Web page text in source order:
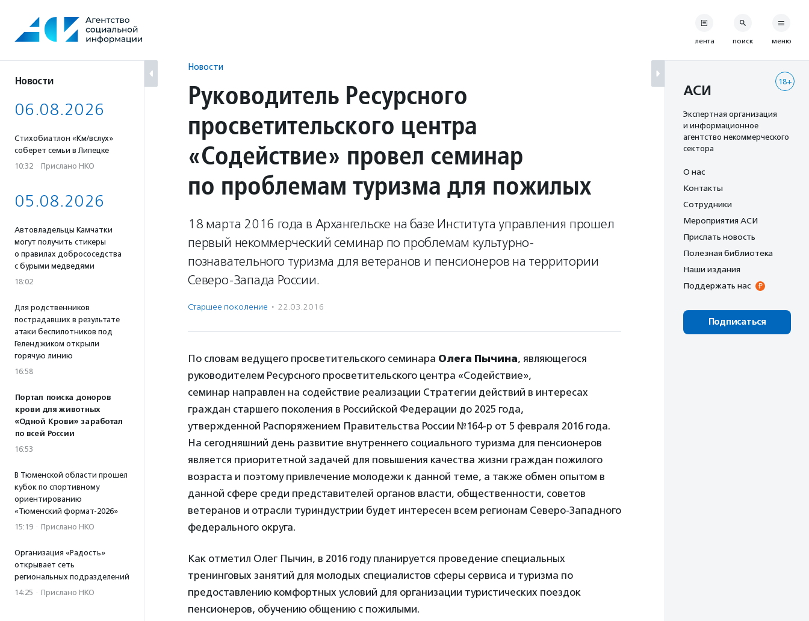
содержанию
Новости
06.08.2026
Стихобиатлон «Км/вслух»
соберет семьи в Липецке
10:32 · Прислано НКО
05.08.2026
Автовладельцы Камчатки
могут получить стикеры
о правилах добрососедства
с бурыми медведями
18:02
Для родственников
пострадавших в результате
атаки беспилотников под
Геленджиком открыли
горячую линию
16:58
Портал поиска доноров
крови для животных
«Одной Крови» заработал
по всей России
16:53
В Тюменской области прошел
кубок по спортивному
ориентированию
«Тюменский формат-2026»
15:19 · Прислано НКО
Организация «Радость»
открывает сеть
региональных подразделений
14:25 · Прислано НКО
Новости
Руководитель Ресурсного
просветительского центра
«Содействие» провел семинар
по проблемам туризма для пожилых
18 марта 2016 года в Архангельске на базе Института управления прошел
первый некоммерческий семинар по проблемам культурно-
познавательного туризма для ветеранов и пенсионеров на территории
Северо-Запада России.
Старшее поколение · 22.03.2016
По словам ведущего просветительского семинара Олега Пычина, являющегося
руководителем Ресурсного просветительского центра «Содействие»,
семинар направлен на содействие реализации Стратегии действий в интересах
граждан старшего поколения в Российской Федерации до 2025 года,
утвержденной Распоряжением Правительства России №164-р от 5 февраля 2016 года.
На сегодняшний день развитие внутреннего социального туризма для пенсионеров
является приоритетной задачей для повышения качества жизни граждан пожилого
возраста и поэтому привлечение молодежи к данной теме, а также обмен опытом в
данной сфере среди представителей органов власти, общественности, советов
ветеранов и отрасли туриндустрии будет интересен всем регионам Северо-Западного
федерального округа.
Как отметил Олег Пычин, в 2016 году планируется проведение специальных
тренинговых занятий для молодых специалистов сферы сервиса и туризма по
предоставлению комфортных условий для организации туристических поездок
пенсионеров, обучению общению с пожилыми.
лента поиск меню
18+
АСИ
Экспертная организация
и информационное
агентство некоммерческого
сектора
О нас
Контакты
Сотрудники
Мероприятия АСИ
Прислать новость
Полезная библиотека
Наши издания
Поддержать нас
Подписаться